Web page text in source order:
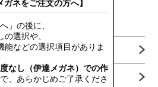
Online Shop